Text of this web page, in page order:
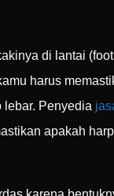
di lantai
harus
lebar. Penyedia
apakah